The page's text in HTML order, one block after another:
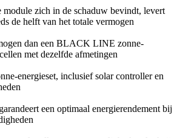
module zich in de schaduw bevindt, levert
de helft van het totale vermogen
dan een BLACK LINE zonne-
met dezelfde afmetingen
energieset, inclusief solar controller en
een optimaal energierendement bij